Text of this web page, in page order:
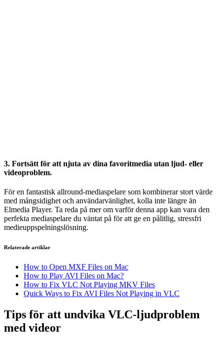
3. Fortsätt för att njuta av dina favoritmedia utan ljud- eller
videoproblem.
För en fantastisk allround-mediaspelare som kombinerar stort värde
med mångsidighet och användarvänlighet, kolla inte längre än
Elmedia Player. Ta reda på mer om varför denna app kan vara den
perfekta mediaspelare du väntat på för att ge en pålitlig, stressfri
medieuppspelningslösning.
Relaterade artiklar
How to Open MXF Files on Mac
How to Play AVI Files on Mac?
How to Fix VLC Not Playing MKV Files
Quick Ways to Fix AVI Files Not Playing in VLC
Tips för att undvika VLC-ljudproblem
med videor